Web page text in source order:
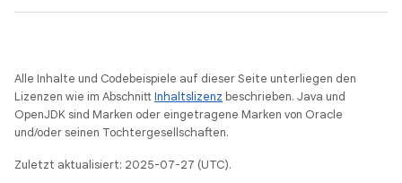
Alle Inhalte und Codebeispiele auf dieser Seite unterliegen den
Lizenzen wie im AbschnittInhaltslizenz beschrieben. Java und
OpenJDK sind Marken oder eingetragene Marken von Oracle
und/oder seinen Tochtergesellschaften.
Zuletzt aktualisiert: 2025-07-27 (UTC).